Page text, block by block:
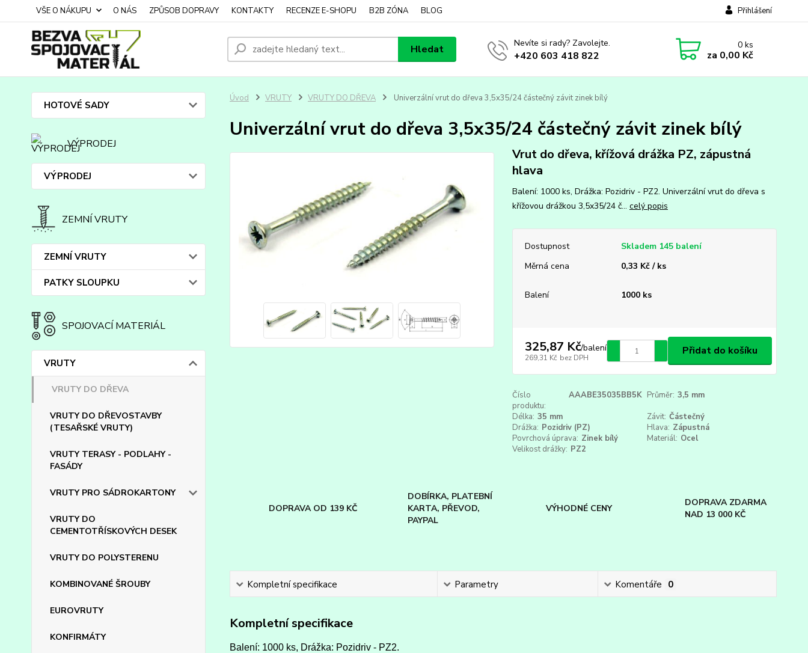
VŠE O NÁKUPU O NÁS ZPŮSOB DOPRAVY KONTAKTY RECENZE E-SHOPU B2B ZÓNA BLOG Přihlášení
Hledat Nevíte si rady? Zavolejte.
+420 603 418 822
0ks
za 0,00 Kč
HOTOVÉ SADY
VÝPRODEJ
VÝPRODEJ
ZEMNÍ VRUTY
ZEMNÍ VRUTY
PATKY SLOUPKU
SPOJOVACÍ MATERIÁL
VRUTY
VRUTY DO DŘEVA
VRUTY DO DŘEVOSTAVBY
(TESAŘSKÉ VRUTY)
VRUTY TERASY - PODLAHY -
FASÁDY
VRUTY PRO SÁDROKARTONY
VRUTY DO
CEMENTOTŘÍSKOVÝCH DESEK
VRUTY DO POLYSTERENU
KOMBINOVANÉ ŠROUBY
EUROVRUTY
KONFIRMÁTY
Úvod VRUTY VRUTY DO DŘEVA Univerzální vrut do dřeva 3,5x35/24 částečný závit zinek bílý
Univerzální vrut do dřeva 3,5x35/24 částečný závit zinek bílý
Vrut do dřeva, křížová drážka PZ, zápustná
hlava
Balení: 1000 ks, Drážka: Pozidriv - PZ2. Univerzální vrut do dřeva s
křížovou drážkou 3,5x35/24 č... celý popis
Dostupnost
Skladem 145 balení
Měrná cena
0,33 Kč / ks
Balení 1000 ks
325,87 Kč/balení
269,31 Kč bez DPH
Přidat do košíku
Číslo
produktu:
AAABE35035BB5K Průměr: 3,5 mm
Délka: 35 mm Závit: Částečný
Drážka: Pozidriv (PZ) Hlava: Zápustná
Povrchová úprava: Zinek bílý Materiál: Ocel
Velikost drážky: PZ2
DOPRAVA OD 139 KČ
DOBÍRKA, PLATEBNÍ
KARTA, PŘEVOD,
PAYPAL
VÝHODNÉ CENY
DOPRAVA ZDARMA
NAD 13 000 KČ
Kompletní specifikace Parametry Komentáře 0
Kompletní specifikace
Balení: 1000 ks, Drážka: Pozidriv - PZ2.